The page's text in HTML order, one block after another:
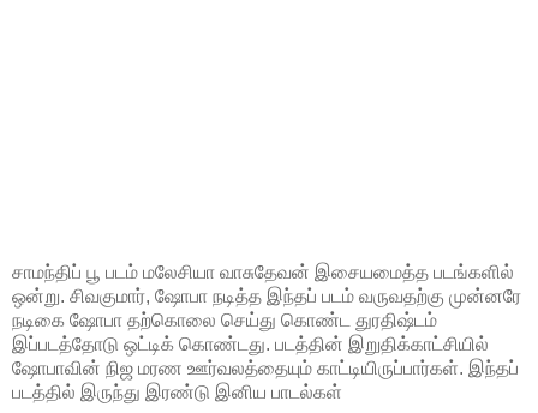
சாமந்திப் பூ படம் மலேசியா வாசுதேவன் இசையமைத்த படங்களில்
ஒன்று. சிவகுமார், ஷோபா நடித்த இந்தப் படம் வருவதற்கு முன்னரே
நடிகை ஷோபா தற்கொலை செய்து கொண்ட துரதிஷ்டம்
இப்படத்தோடு ஒட்டிக் கொண்டது. படத்தின் இறுதிக்காட்சியில்
ஷோபாவின் நிஜ மரண ஊர்வலத்தையும் காட்டியிருப்பார்கள். இந்தப்
படத்தில் இருந்து இரண்டு இனிய பாடல்கள்